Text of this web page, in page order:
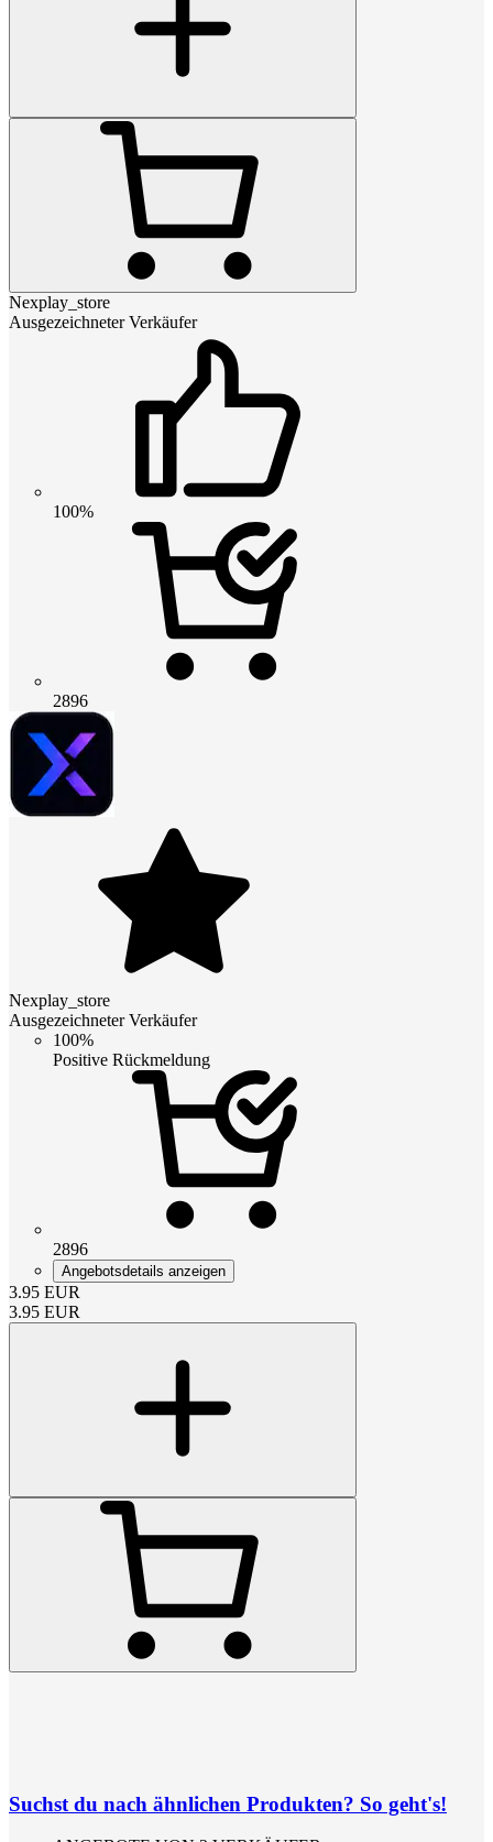
Nexplay_store
Ausgezeichneter Verkäufer
100%
2896
Nexplay_store
Ausgezeichneter Verkäufer
100%
Positive Rückmeldung
2896
Angebotsdetails anzeigen
3.95 EUR
3.95 EUR
Suchst du nach ähnlichen Produkten? So geht's!